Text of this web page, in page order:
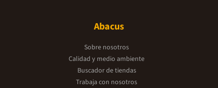
Abacus
Sobre nosotros
Calidad y medio ambiente
Buscador de tiendas
Trabaja con nosotros